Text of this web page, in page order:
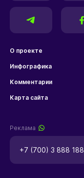
О проекте
Инфографика
Комментарии
Карта сайта
Реклама
+7 (700) 3 888 188